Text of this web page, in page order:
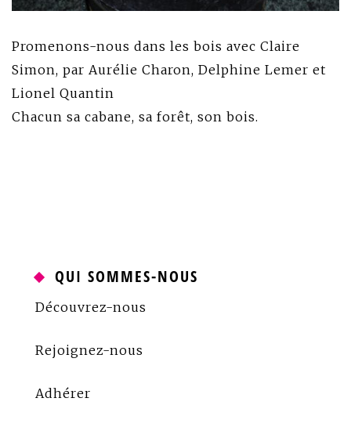
Promenons-nous dans les bois avec Claire
Simon, par Aurélie Charon, Delphine Lemer et
Lionel Quantin
Chacun sa cabane, sa forêt, son bois.
QUI SOMMES-NOUS
Découvrez-nous
Rejoignez-nous
Adhérer